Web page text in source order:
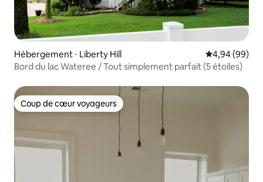
Hébergement ⋅ Liberty Hill Évaluation
4,94 (99)
Bord du lac Wateree / Tout simplement parfait (5 étoiles)
Coup de cœur voyageurs
Coup de cœur voyageurs